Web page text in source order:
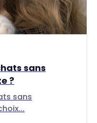
sans
?
sans